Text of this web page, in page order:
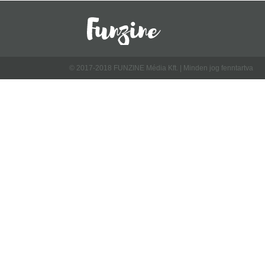
© 2017-2018 FUNZINE Média Kft. | Minden jog fenntartva